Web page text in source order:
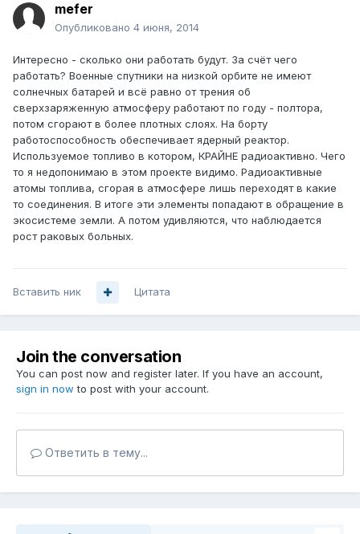
mefer
Опубликовано 4 июня, 2014
Интересно - сколько они работать будут. За счёт чего
работать? Военные спутники на низкой орбите не имеют
солнечных батарей и всё равно от трения об
сверхзаряженную атмосферу работают по году - полтора,
потом сгорают в более плотных слоях. На борту
работоспособность обеспечивает ядерный реактор.
Используемое топливо в котором, КРАЙНЕ радиоактивно. Чего
то я недопонимаю в этом проекте видимо. Радиоактивные
атомы топлива, сгорая в атмосфере лишь переходят в какие
то соединения. В итоге эти элементы попадают в обращение в
экосистеме земли. А потом удивляются, что наблюдается
рост раковых больных.
Вставить ник Цитата
Join the conversation
You can post now and register later. If you have an account,
sign in now to post with your account.
Ответить в тему...